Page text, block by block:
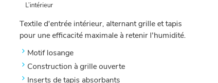
L’intérieur
Textile d'entrée intérieur, alternant grille et tapis
pour une efficacité maximale à retenir l'humidité.
Motif losange
Construction à grille ouverte
Inserts de tapis absorbants